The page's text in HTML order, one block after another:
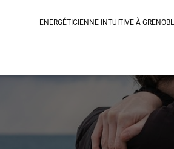
ENERGÉTICIENNE INTUITIVE À